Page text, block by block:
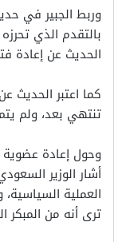
وربط الجبير في
بالتقدم الذي
الحديث عن إعادة
كما اعتبر الحديث
تنتهي بعد، ولم
وحول إعادة عضوية
أشار الوزير
العملية
ترى أنه من المبكر